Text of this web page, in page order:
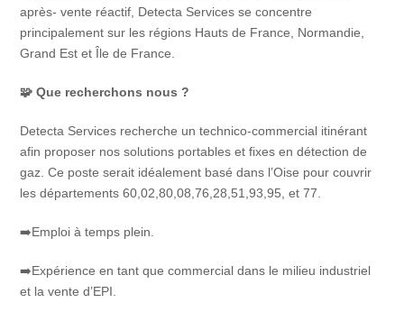
après- vente réactif, Detecta Services se concentre
principalement sur les régions Hauts de France, Normandie,
Grand Est et Île de France.
🧩 Que recherchons nous ?
Detecta Services recherche un technico-commercial itinérant
afin proposer nos solutions portables et fixes en détection de
gaz. Ce poste serait idéalement basé dans l’Oise pour couvrir
les départements 60,02,80,08,76,28,51,93,95, et 77.
➡️Emploi à temps plein.
➡️Expérience en tant que commercial dans le milieu industriel
et la vente d’EPI.